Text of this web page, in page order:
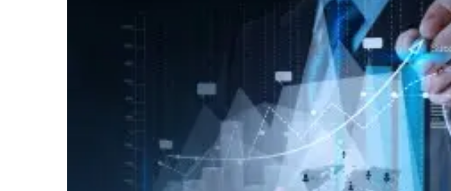
MANAGEMENT CONSULTING
経営コンサルティング
法・募集方法のコツ｜スクー
ル教室・習い事・学習塾・学
【道場版】超効果的な最新の
生徒集客方法を完全解説（空
手・柔道・剣道・テコンド
ー・合気道・弓道）